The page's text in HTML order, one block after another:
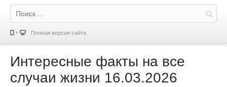
Полная версия сайта
Интересные факты на все
случаи жизни 16.03.2026